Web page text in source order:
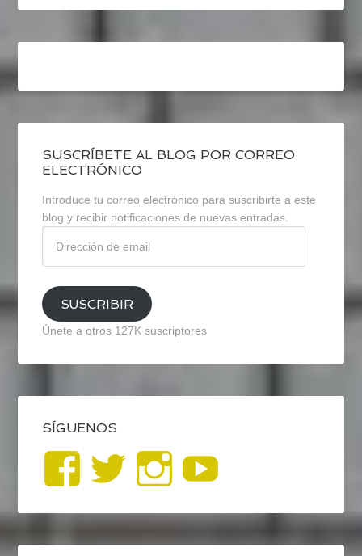
SUSCRÍBETE AL BLOG POR CORREO
ELECTRÓNICO
Introduce tu correo electrónico para suscribirte a este
blog y recibir notificaciones de nuevas entradas.
email
SUSCRIBIR
Únete a otros 127K suscriptores
SÍGUENOS
Ver
perfil
Ver
perfil
Ver
perfil